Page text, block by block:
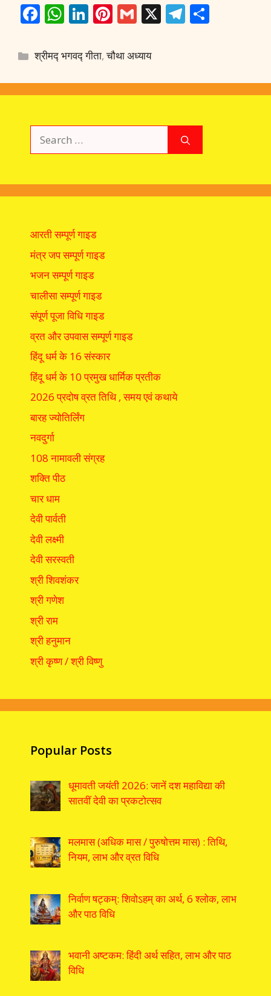
F
e
o
k
W
at
A
p
Li
k
dI
Pi
er
st
G
ai
X T
a
Categories
श्रीमद्‍ भगवद्‍ गीता,चौथा अध्याय
for:
आरती सम्पूर्ण गाइड
मंत्र जप सम्पूर्ण गाइड
भजन सम्पूर्ण गाइड
चालीसा सम्पूर्ण गाइड
संपूर्ण पूजा विधि गाइड
व्रत और उपवास सम्पूर्ण गाइड
हिंदू धर्म के 16 संस्कार
हिंदू धर्म के 10 प्रमुख धार्मिक प्रतीक
2026 प्रदोष व्रत तिथि , समय एवं कथाये
बारह ज्योतिर्लिंग
नवदुर्गा
108 नामावली संग्रह
शक्ति पीठ
चार धाम
देवी पार्वती
देवी लक्ष्मी
देवी सरस्वती
श्री शिवशंकर
श्री गणेश
श्री राम
श्री हनुमान
श्री कृष्ण / श्री विष्णु
Popular Posts
धूमावती जयंती 2026: जानें दश महाविद्या की
सातवीं देवी का प्रकटोत्सव
मलमास (अधिक मास / पुरुषोत्तम मास) : तिथि,
नियम, लाभ और व्रत विधि
निर्वाण षट्कम्: शिवोऽहम् का अर्थ, 6 श्लोक, लाभ
और पाठ विधि
भवानी अष्टकम: हिंदी अर्थ सहित, लाभ और पाठ
विधि